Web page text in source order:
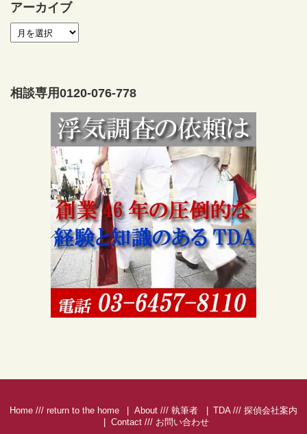
アーカイブ
相談専用0120-076-778
Home /// return to the home About /// 執筆者
TDA /// 探偵会社案内
Contact /// お問い合わせ